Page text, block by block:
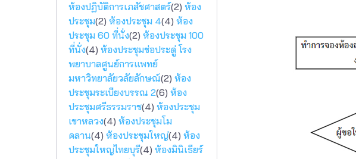
ห้องปฏิบัติการเภสัชศาสตร์(2) ห้อง
ประชุม(2) ห้องประชุม 4(4) ห้อง
ประชุม 60 ที่นั่ง(2) ห้องประชุม 100
ที่นั่ง(4) ห้องประชุมช่อประดู่ โรง
พยาบาลศูนย์การแพทย์
มหาวิทยาลัยวลัยลักษณ์(2) ห้อง
ประชุมระเบียงบรรณ 2(6) ห้อง
ประชุมศรีธรรมราช(4) ห้องประชุม
เขาหลวง(4) ห้องประชุมโม
คลาน(4) ห้องประชุมใหญ่(4) ห้อง
ประชุมใหญ่ไทยบุรี(4) ห้องมินิเธียร์